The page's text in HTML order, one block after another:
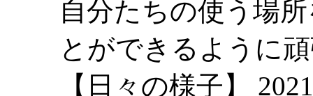
自分たちの使う場
とができるように
【日々の様子】